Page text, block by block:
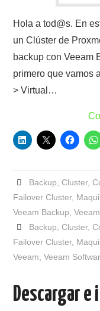
Hola a tod@s. En
un Clúster de
backup con Veeam
primero que vamos
> Virtual…
Backup Cluster,
Failover Cluster,
Veeam Backup ,
Backup Cluster,
Failover Cluster,
Veeam ,Veeam
Descargar